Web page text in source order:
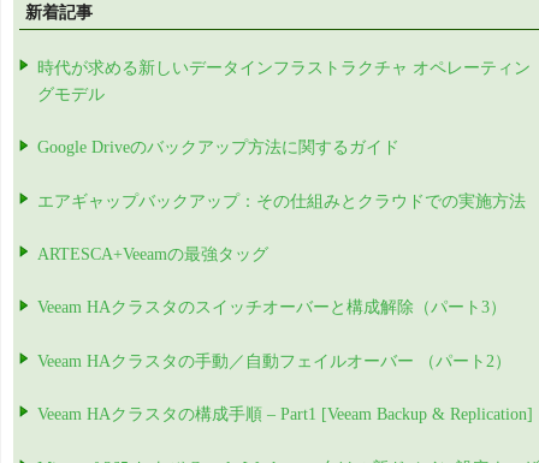
新着記事
時代が求める新しいデータインフラストラクチャ オペレーティン
グモデル
Google Driveのバックアップ方法に関するガイド
エアギャップバックアップ：その仕組みとクラウドでの実施方法
ARTESCA+Veeamの最強タッグ
Veeam HAクラスタのスイッチオーバーと構成解除（パート3）
Veeam HAクラスタの手動／自動フェイルオーバー （パート2）
Veeam HAクラスタの構成手順 – Part1 [Veeam Backup & Replication]